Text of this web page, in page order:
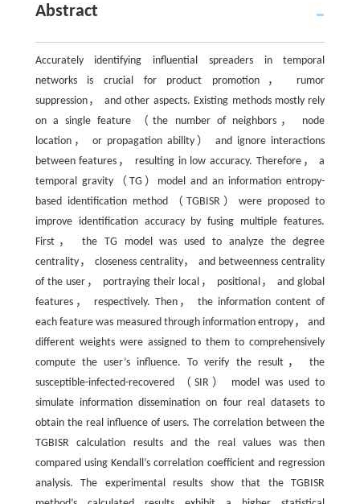
Abstract
Accurately identifying influential spreaders in temporal
networks is crucial for product promotion， rumor
suppression， and other aspects. Existing methods mostly rely
on a single feature （the number of neighbors， node
location， or propagation ability） and ignore interactions
between features， resulting in low accuracy. Therefore， a
temporal gravity（TG）model and an information entropy-
based identification method（TGBISR）were proposed to
improve identification accuracy by fusing multiple features.
First， the TG model was used to analyze the degree
centrality， closeness centrality， and betweenness centrality
of the user， portraying their local， positional， and global
features， respectively. Then， the information content of
each feature was measured through information entropy， and
different weights were assigned to them to comprehensively
compute the user’s influence. To verify the result， the
susceptible-infected-recovered （SIR） model was used to
simulate information dissemination on four real datasets to
obtain the real influence of users. The correlation between the
TGBISR calculation results and the real values was then
compared using Kendall’s correlation coefficient and regression
analysis. The experimental results show that the TGBISR